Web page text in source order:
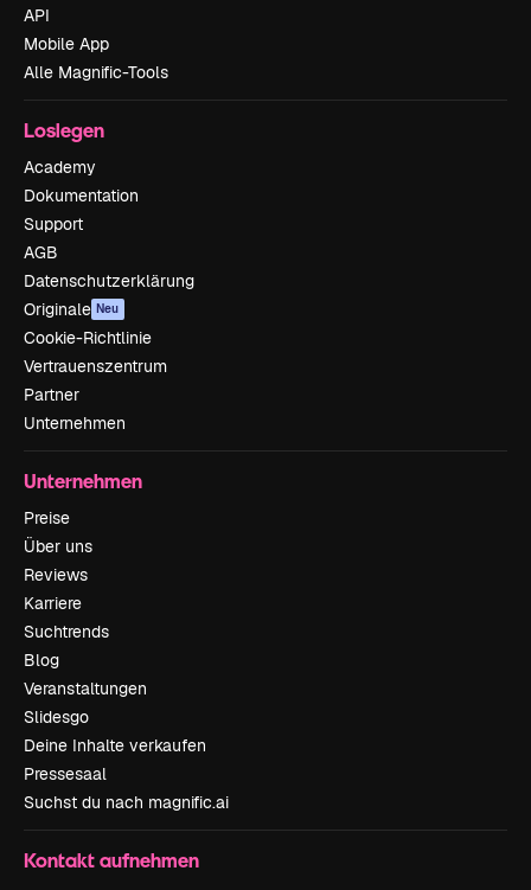
API
Mobile App
Alle Magnific-Tools
Loslegen
Academy
Dokumentation
Support
AGB
Datenschutzerklärung
Originale Neu
Cookie-Richtlinie
Vertrauenszentrum
Partner
Unternehmen
Unternehmen
Preise
Über uns
Reviews
Karriere
Suchtrends
Blog
Veranstaltungen
Slidesgo
Deine Inhalte verkaufen
Pressesaal
Suchst du nach magnific.ai
Kontakt aufnehmen